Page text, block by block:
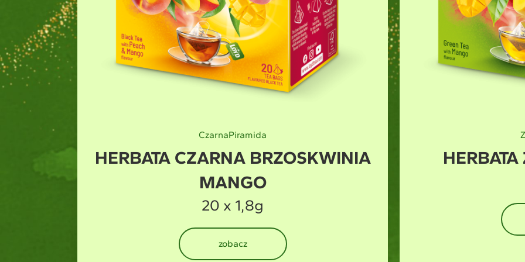
ZielonaPiramida
HERBATA ZIELONA MANGO
20 x 1,5g
HOT&COLD
HERBATKA